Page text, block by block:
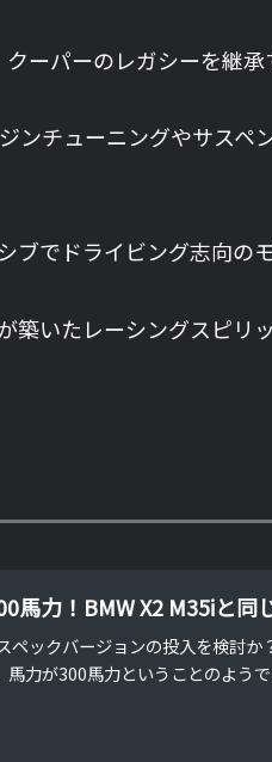
ーパーのレガシーを継
ンチューニングやサス
でドライビング志向の
いたレーシングスピ
馬力！BMW X2 M35iと同
ックバージョンの投入を検討
力が300馬力ということのよう